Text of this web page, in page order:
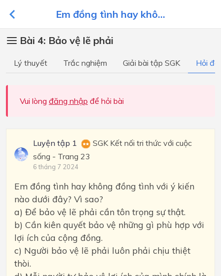
Em đồng tình hay khô...
Bài 4: Bảo vệ lẽ phải
Lý thuyết Trắc nghiệm Giải bài tập SGK Hỏi
Vui lòng đăng nhập để hỏi bài
Luyện tập 1
SGK Kết nối tri thức với cuộc
sống - Trang 23
6 tháng 7 2024
Em đồng tình hay không đồng tình với ý kiến
nào dưới đây? Vì sao?
a) Để bảo vệ lẽ phải cần tôn trọng sự thật.
b) Cần kiên quyết bảo vệ những gì phù hợp với
lợi ích của cộng đồng.
c) Người bảo vệ lẽ phải luôn phải chịu thiệt
thòi.